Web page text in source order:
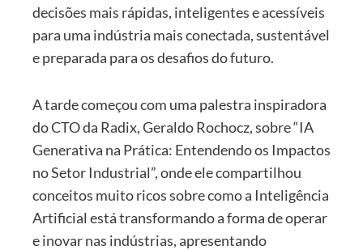
decisões mais rápidas, inteligentes e acessíveis
para uma indústria mais conectada, sustentável
e preparada para os desafios do futuro.
A tarde começou com uma palestra inspiradora
do CTO da Radix, Geraldo Rochocz, sobre “IA
Generativa na Prática: Entendendo os Impactos
no Setor Industrial”, onde ele compartilhou
conceitos muito ricos sobre como a Inteligência
Artificial está transformando a forma de operar
e inovar nas indústrias, apresentando